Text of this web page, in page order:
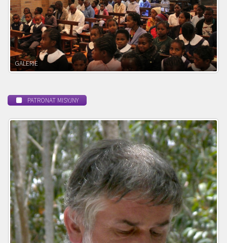
POWOŁANIE MISYJNE
PATRONAT MISYJNY